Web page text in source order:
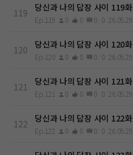
119 당신과 나의 답장 사이 119화
Ep.119 0 0 0 0 26.05.29
120 당신과 나의 답장 사이 120화
Ep.120 0 0 0 0 26.05.29
121 당신과 나의 답장 사이 121화
Ep.121 0 0 0 0 26.05.29
122 당신과 나의 답장 사이 122화
Ep.122 0 0 0 0 26.05.29